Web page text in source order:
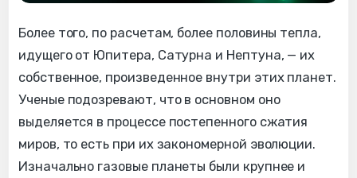
Более того, по расчетам, более половины тепла,
идущего от Юпитера, Сатурна и Нептуна, — их
собственное, произведенное внутри этих планет.
Ученые подозревают, что в основном оно
выделяется в процессе постепенного сжатия
миров, то есть при их закономерной эволюции.
Изначально газовые планеты были крупнее и